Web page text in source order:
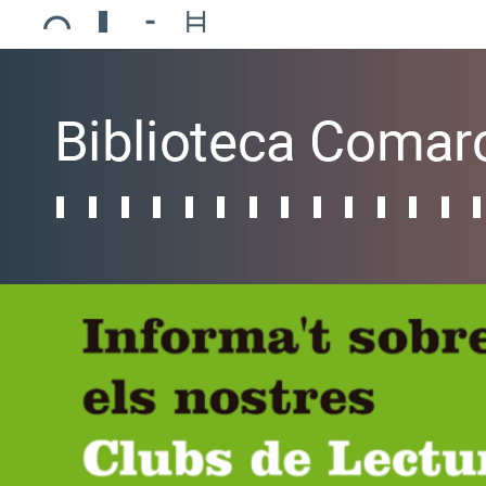
Ajuntament de Mollerussa
Biblioteca Comarcal Jaume Vila
Piscines de Mollerussa